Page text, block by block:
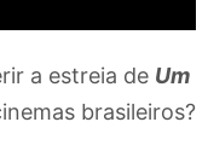
a estreia de Um
brasileiros?